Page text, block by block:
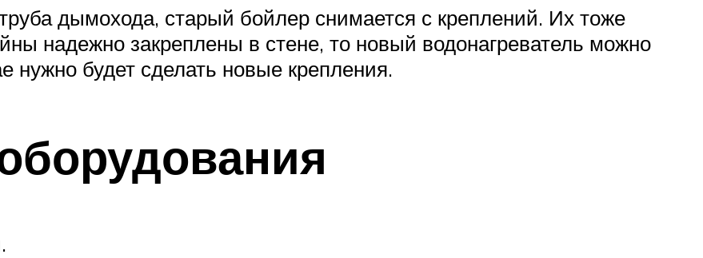
дымохода, старый бойлер снимается с креплений. Их тоже
надежно закреплены в стене, то новый водонагреватель можно
нужно будет сделать новые крепления.